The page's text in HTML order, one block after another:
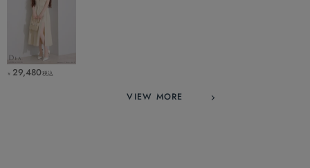
￥ 29,480税込
VIEW MORE